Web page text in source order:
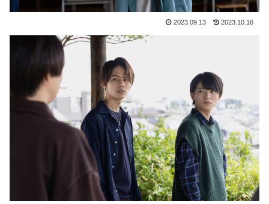
2023.09.13 2023.10.16